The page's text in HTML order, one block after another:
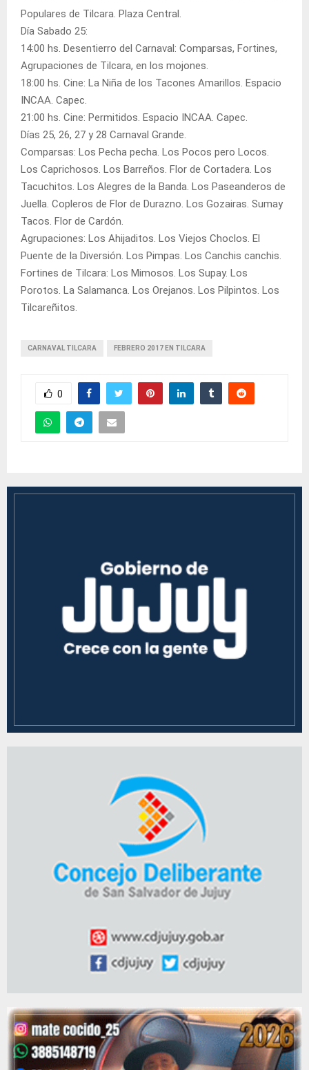
Populares de Tilcara. Plaza Central.
Día Sabado 25:
14:00 hs. Desentierro del Carnaval: Comparsas, Fortines,
Agrupaciones de Tilcara, en los mojones.
18:00 hs. Cine: La Niña de los Tacones Amarillos. Espacio
INCAA. Capec.
21:00 hs. Cine: Permitidos. Espacio INCAA. Capec.
Días 25, 26, 27 y 28 Carnaval Grande.
Comparsas: Los Pecha pecha. Los Pocos pero Locos.
Los Caprichosos. Los Barreños. Flor de Cortadera. Los
Tacuchitos. Los Alegres de la Banda. Los Paseanderos de
Juella. Copleros de Flor de Durazno. Los Gozairas. Sumay
Tacos. Flor de Cardón.
Agrupaciones: Los Ahijaditos. Los Viejos Choclos. El
Puente de la Diversión. Los Pimpas. Los Canchis canchis.
Fortines de Tilcara: Los Mimosos. Los Supay. Los
Porotos. La Salamanca. Los Orejanos. Los Pilpintos. Los
Tilcareñitos.
CARNAVAL TILCARA FEBRERO 2017 EN TILCARA
0